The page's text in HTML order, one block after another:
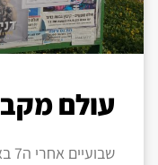
עולם